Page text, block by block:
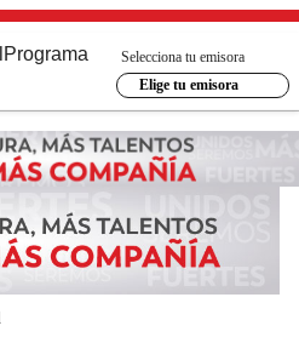
Programa
Selecciona tu emisora
Elige tu emisora